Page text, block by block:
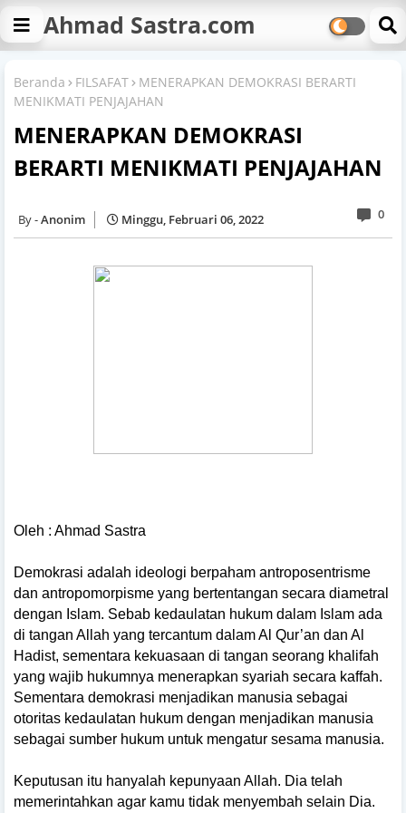
Ahmad Sastra.com
Beranda FILSAFAT
MENERAPKAN DEMOKRASI BERARTI
MENIKMATI PENJAJAHAN
MENERAPKAN DEMOKRASI
BERARTI MENIKMATI PENJAJAHAN
Anonim Minggu, Februari 06, 2022 0
Oleh : Ahmad Sastra
Demokrasi adalah ideologi berpaham antroposentrisme
dan antropomorpisme yang bertentangan secara diametral
dengan Islam. Sebab kedaulatan hukum dalam Islam ada
di tangan Allah yang tercantum dalam Al Qur’an dan Al
Hadist, sementara kekuasaan di tangan seorang khalifah
yang wajib hukumnya menerapkan syariah secara kaffah.
Sementara demokrasi menjadikan manusia sebagai
otoritas kedaulatan hukum dengan menjadikan manusia
sebagai sumber hukum untuk mengatur sesama manusia.
Keputusan itu hanyalah kepunyaan Allah. Dia telah
memerintahkan agar kamu tidak menyembah selain Dia.